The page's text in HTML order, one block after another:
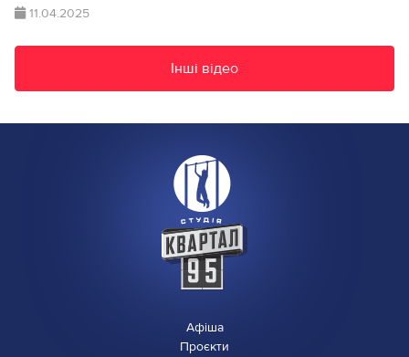
11.04.2025
Інші відео
Афіша
Проєкти